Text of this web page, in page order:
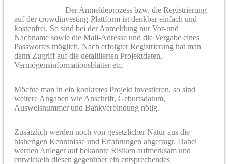
Der Anmeldeprozess bzw. die Registrierung
auf der crowdinvesting-Plattform ist denkbar einfach und
kostenfrei. So sind bei der Anmeldung nur Vor-und
Nachname sowie die Mail-Adresse und die Vergabe eines
Passwortes möglich. Nach erfolgter Registrierung hat man
dann Zugriff auf die detaillierten Projektdaten,
Vermögensinformationsblätter etc.
Möchte man in ein konkretes Projekt investieren, so sind
weitere Angaben wie Anschrift, Geburtsdatum,
Ausweisnummer und Bankverbindung nötig.
Zusätzlich werden noch von gesetzlicher Natur aus die
bisherigen Kenntnisse und Erfahrungen abgefragt. Dabei
werden Anleger auf bekannte Risiken aufmerksam und
entwickeln diesen gegenüber ein entsprechendes